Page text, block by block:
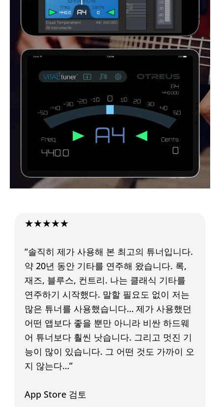
★★★★★
“솔직히 제가 사용해 본 최고의 튜너입니다.
약 20년 동안 기타를 연주해 왔습니다. 록,
재즈, 블루스, 컨트리. 나는 클래식 기타를
연주하기 시작했다. 말할 필요도 없이 저는
많은 튜너를 사용했습니다… 제가 사용했던
어떤 앱보다 좋을 뿐만 아니라 비싼 하드웨
어 튜너보다 훨씬 낫습니다. 그리고 멋진 기
능이 많이 있습니다. 그 어떤 것도 가까이 오
지 않는다…”
App Store 검토